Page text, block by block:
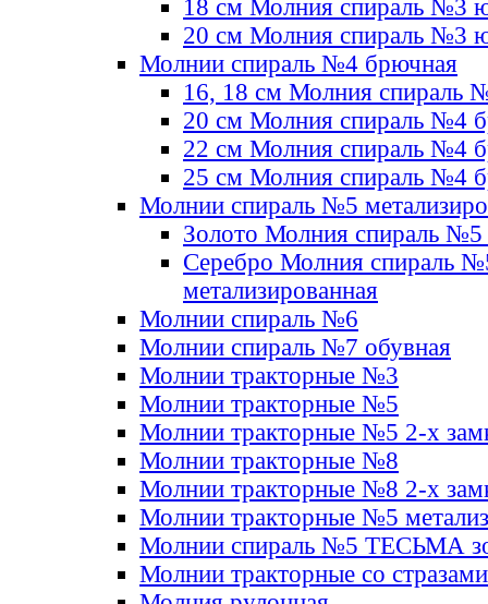
18 см Молния спираль №3
20 см Молния спираль №3
Молнии спираль №4 брючная
16, 18 см Молния спираль
20 см Молния спираль №4
22 см Молния спираль №4
25 см Молния спираль №4
Молнии спираль №5
Золото Молния спираль №5
Серебро Молния спираль
метализированная
Молнии спираль №6
Молнии спираль №7 обувная
Молнии тракторные №3
Молнии тракторные №5
Молнии тракторные №5 2-х
Молнии тракторные №8
Молнии тракторные №8 2-х
Молнии тракторные №5
Молнии спираль №5 ТЕСЬМА
Молнии тракторные со стразами